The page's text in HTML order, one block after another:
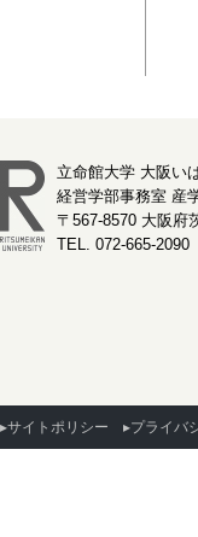
立命館大学 大阪い
経営学部事務室 産
〒567-8570 大阪府
TEL. 072-665-2090
▸サイトポリシー ▸プライバ